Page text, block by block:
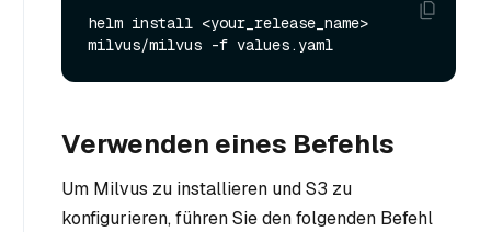
helm install <your_release_name>
Verwenden eines Befehls
Um Milvus zu installieren und S3 zu
konfigurieren, führen Sie den folgenden Befehl